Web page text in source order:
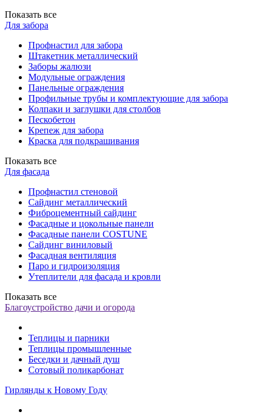
Показать все
Для забора
Профнастил для забора
Штакетник металлический
Заборы жалюзи
Модульные ограждения
Панельные ограждения
Профильные трубы и комплектующие для забора
Колпаки и заглушки для столбов
Пескобетон
Крепеж для забора
Краска для подкрашивания
Показать все
Для фасада
Профнастил стеновой
Сайдинг металлический
Фиброцементный сайдинг
Фасадные и цокольные панели
Фасадные панели COSTUNE
Сайдинг виниловый
Фасадная вентиляция
Паро и гидроизоляция
Утеплители для фасада и кровли
Показать все
Благоустройство дачи и огорода
Теплицы и парники
Теплицы промышленные
Беседки и дачный душ
Сотовый поликарбонат
Гирлянды к Новому Году